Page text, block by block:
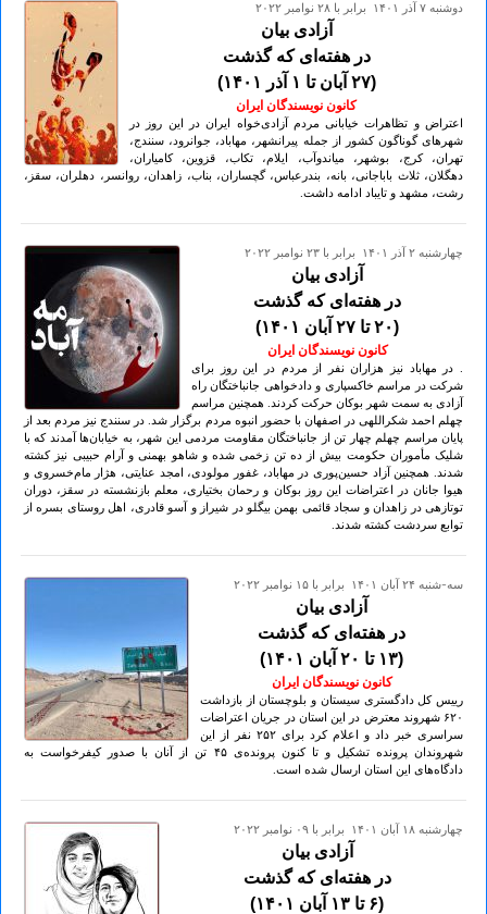
دوشنبه ۷ آذر ۱۴۰۱ برابر با ۲۸ نوامبر ۲۰۲۲
آزادی بیان
در هفته‌ای که گذشت
(۲۷ آبان تا ۱ آذر ۱۴۰۱)
کانون نویسندگان ایران
اعتراض و تظاهرات خیابانی مردم آزادی‌خواه ایران در این روز در
شهرهای گوناگون کشور از جمله پیرانشهر، مهاباد، جوانرود، سنندج،
تهران، کرج، بوشهر، میاندوآب، ایلام، تکاب، قزوین، کامیاران،
دهگلان، ثلاث باباجانی، بانه، بندرعباس، گچساران، بناب، زاهدان، روانسر، دهلران، سقز،
رشت، مشهد و تایباد ادامه داشت.
چهارشنبه ۲ آذر ۱۴۰۱ برابر با ۲۳ نوامبر ۲۰۲۲
آزادی بیان
در هفته‌ای که گذشت
(۲۰ تا ۲۷ آبان ۱۴۰۱)
کانون نویسندگان ایران
. در مهاباد نیز هزاران نفر از مردم در این روز برای
شرکت در مراسم خاکسپاری و دادخواهی جانباختگان راه
آزادی به سمت شهر بوکان حرکت کردند. همچنین مراسم
چهلم احمد شکراللهی در اصفهان با حضور انبوه مردم برگزار شد. در سنندج نیز مردم بعد از
پایان مراسم چهلم چهار تن از جانباختگان مقاومت مردمی این شهر، به خیابان‌ها آمدند که با
شلیک مأموران حکومت بیش از ده تن زخمی شده و شاهو بهمنی و آرام حبیبی نیز کشته
شدند. همچنین آزاد حسین‌پوری در مهاباد، غفور مولودی، امجد عنایتی، هژار مام‌خسروی و
هیوا جانان در اعتراضات این روز بوکان و رحمان بختیاری، معلم بازنشسته در سقز، دوران
توتازهی در زاهدان و سجاد قائمی بهمن بیگلو در شیراز و آسو قادری، اهل روستای بسرە از
توابع سردشت کشته شدند.
سه-شنبه ۲۴ آبان ۱۴۰۱ برابر با ۱۵ نوامبر ۲۰۲۲
آزادی بیان
در هفته‌ای که گذشت
(۱۳ تا ۲۰ آبان ۱۴۰۱)
کانون نویسندگان ایران
رییس کل دادگستری سیستان و بلوچستان از بازداشت
۶۲۰ شهروند معترض در این استان در جریان اعتراضات
سراسری خبر داد و اعلام کرد برای ۲۵۲ نفر از این
شهروندان پرونده تشکیل و تا کنون پرونده‌ی ۴۵ تن از آنان با صدور کیفرخواست به
دادگاه‌های این استان ارسال شده است.
چهارشنبه ۱۸ آبان ۱۴۰۱ برابر با ۰۹ نوامبر ۲۰۲۲
آزادی بیان
در هفته‌ای که گذشت
(۶ تا ۱۳ آبان ۱۴۰۱)